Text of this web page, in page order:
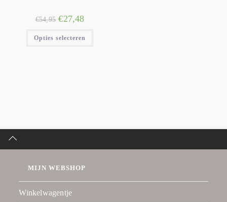
€54,95 €27,48
Opties selecteren
MIJN WEBSHOP
Winkelwagentje